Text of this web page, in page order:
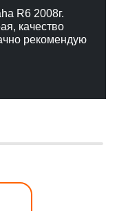
R6 2008г.
качество
рекомендую